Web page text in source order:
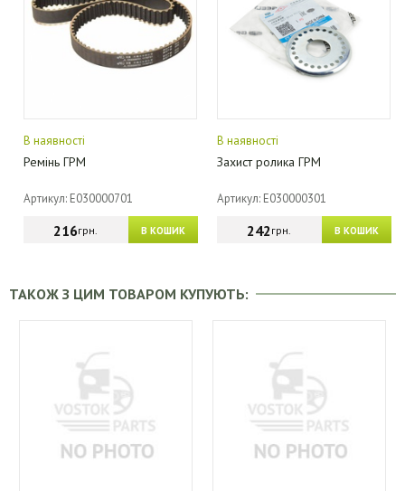
В наявності
Ремінь ГРМ
Артикул: E030000701
В КОШИК
216грн.
В наявності
Захист ролика ГРМ
Артикул: E030000301
В КОШИК
242грн.
ТАКОЖ З ЦИМ ТОВАРОМ КУПУЮТЬ: